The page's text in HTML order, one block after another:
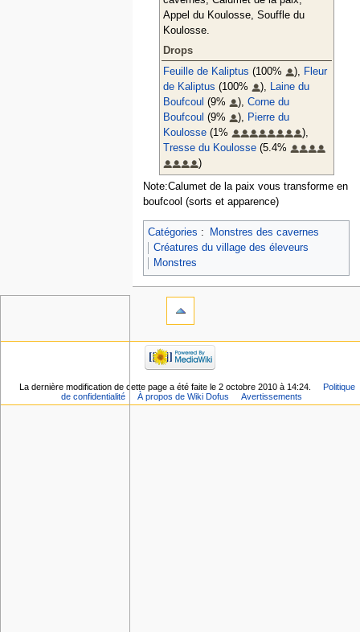
Appel du Koulosse, Souffle du
Koulosse.
Drops
Feuille de Kaliptus (100% ), Fleur
de Kaliptus (100% ), Laine du
Boufcoul (9% ), Corne du
Boufcoul (9% ), Pierre du
Koulosse(1%
),
Tresse du Koulosse(5.4%
)
Note:Calumet de la paix vous transforme en
boufcool (sorts et apparence)
Catégories :
Monstres des cavernes
Créatures du village des éleveurs
Monstres
La dernière modification de cette page a été faite le 2 octobre 2010 à 14:24.
Politique
de confidentialité
À propos de Wiki Dofus Avertissements